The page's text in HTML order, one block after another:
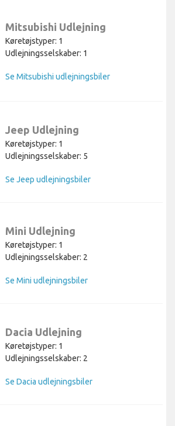
Mitsubishi Udlejning
Køretøjstyper: 1
Udlejningsselskaber: 1
Se Mitsubishi udlejningsbiler
Jeep Udlejning
Køretøjstyper: 1
Udlejningsselskaber: 5
Se Jeep udlejningsbiler
Mini Udlejning
Køretøjstyper: 1
Udlejningsselskaber: 2
Se Mini udlejningsbiler
Dacia Udlejning
Køretøjstyper: 1
Udlejningsselskaber: 2
Se Dacia udlejningsbiler